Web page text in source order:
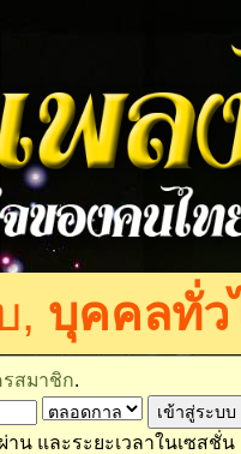
, บุคคลทั่ว
สมาชิก.
น และระยะเวลาในเซสชั่น